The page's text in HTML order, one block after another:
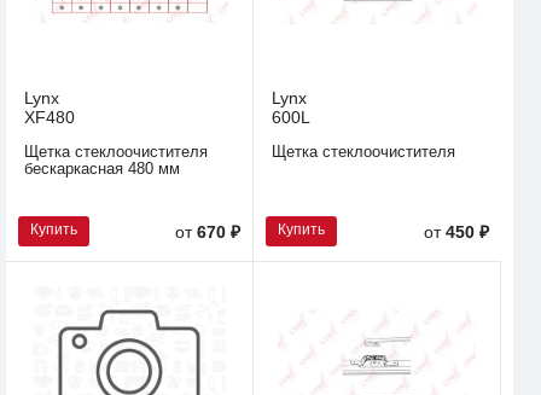
Lynx
XF480
Щетка стеклоочистителя
бескаркасная 480 мм
Купить от670 ₽
Lynx
600L
Щетка стеклоочистителя
Купить от450 ₽